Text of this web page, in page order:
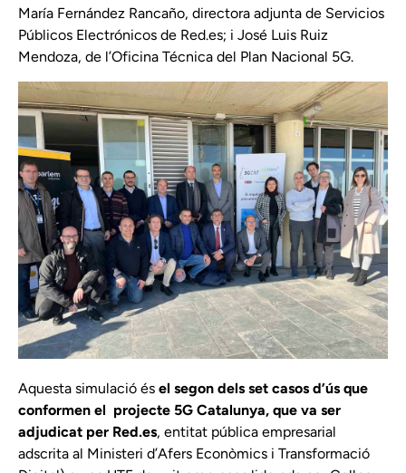
María Fernández Rancaño, directora adjunta de Servicios
Públicos Electrónicos de Red.es; i José Luis Ruiz
Mendoza, de l’Oficina Técnica del Plan Nacional 5G.
Aquesta simulació és el segon dels set casos d’ús que
conformen el projecte 5G Catalunya, que va ser
adjudicat per Red.es, entitat pública empresarial
adscrita al Ministeri d’Afers Econòmics i Transformació